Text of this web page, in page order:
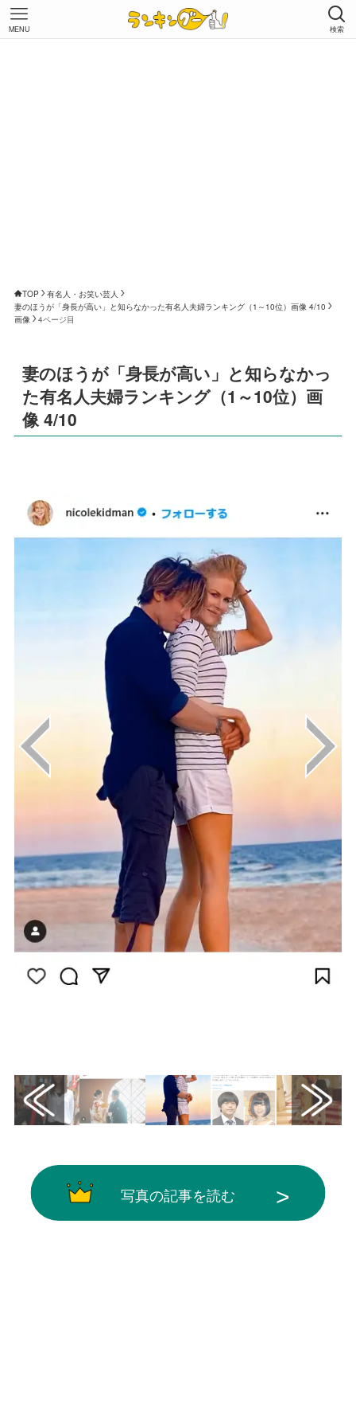
検索
MENU
TOP
有名人・お笑い芸人
妻のほうが「身長が高い」と知らなかった有名人夫婦ランキング（1～10位）画像 4/10
画像
4ページ目
妻のほうが「身長が高い」と知らなかっ
た有名人夫婦ランキング（1～10位）画
像 4/10
写真の記事を読む